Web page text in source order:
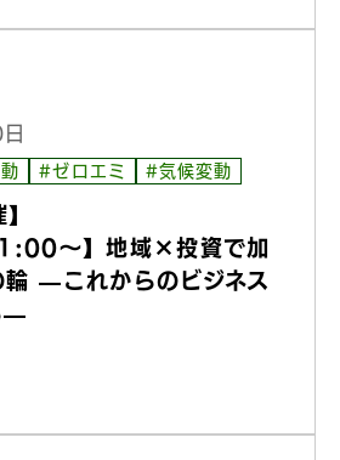
#ゼロエミ #気候変動
〜】地域×投資で加
輪 —これからのビジネス
—